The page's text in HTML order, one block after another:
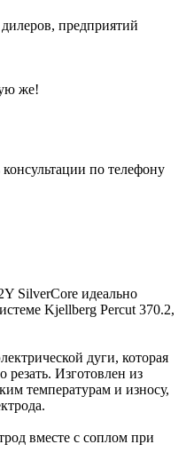
предприятий
же!
по телефону
SilverCore идеально
Kjellberg Percut 370.2,
дуги, которая
резать. Изготовлен из
температурам и износу,
вместе с соплом при